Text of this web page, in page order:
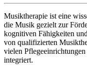
Musiktherapie ist eine
die Musik gezielt zur
kognitiven Fähigkeiten
von qualifizierten
vielen
integriert.